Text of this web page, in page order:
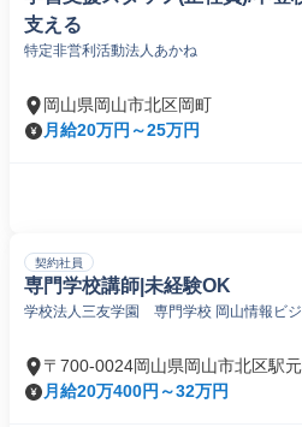
支える
特定非営利活動法人あかね
岡山県岡山市北区岡町
月給20万円～25万円
契約社員
専門学校講師|未経験OK
学校法人三友学園 専門学校 岡山情報ビ
〒700-0024岡山県岡山市北区駅
月給20万400円～32万円